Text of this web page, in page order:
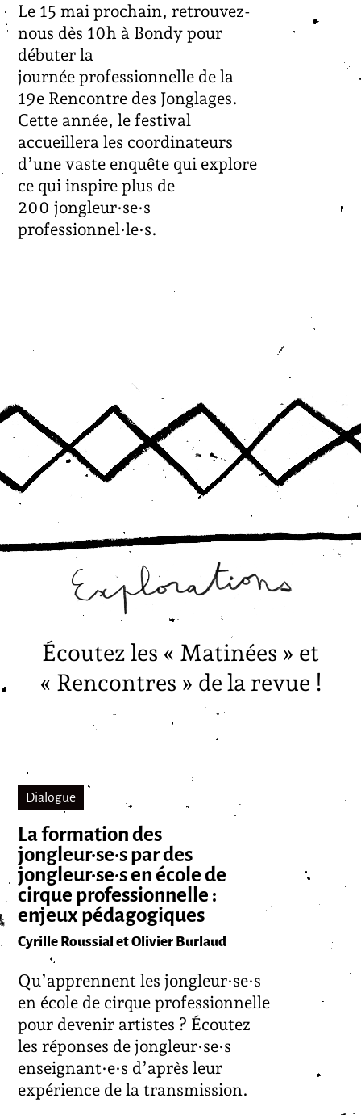
Le 15 mai prochain, retrouvez-
nous dès 10h à Bondy pour
débuter la
journée professionnelle de la
19e Rencontre des Jonglages.
Cette année, le festival
accueillera les coordinateurs
d’une vaste enquête qui explore
ce qui inspire plus de
200 jongleur·se·s
professionnel·le·s.
Écoutez les « Matinées » et
« Rencontres » de la revue !
Dialogue
La formation des
jongleur·se·s par des
jongleur·se·s en école de
cirque professionnelle :
enjeux pédagogiques
Cyrille Roussial et Olivier Burlaud
Qu’apprennent les jongleur·se·s
en école de cirque professionnelle
pour devenir artistes ? Écoutez
les réponses de jongleur·se·s
enseignant·e·s d’après leur
expérience de la transmission.